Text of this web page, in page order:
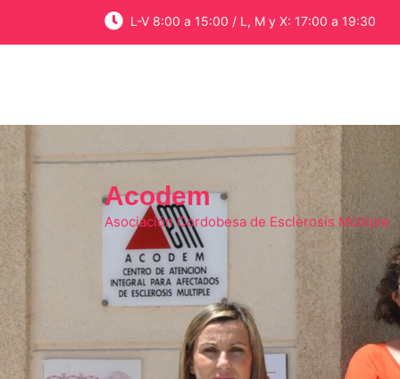
content
L-V 8:00 a 15:00 / L, M y X: 17:00 a 19:30
Acodem
Asociación Cordobesa de Esclerosis Múltiple